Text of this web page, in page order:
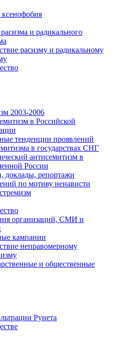
и радикального
расизму и радикальному
2003-2006
в Российской
тенденции проявлений
в государствах СНГ
антисемитизм в
России
доклады, репортажи
по мотиву ненависти
организаций, СМИ и
кампании
неправомерному
и общественные
Рунета